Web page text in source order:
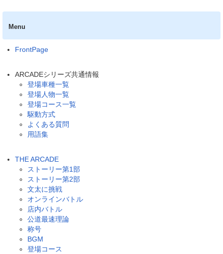
Menu
FrontPage
ARCADEシリーズ共通情報
登場車種一覧
登場人物一覧
登場コース一覧
駆動方式
よくある質問
用語集
THE ARCADE
ストーリー第1部
ストーリー第2部
文太に挑戦
オンラインバトル
店内バトル
公道最速理論
称号
BGM
登場コース